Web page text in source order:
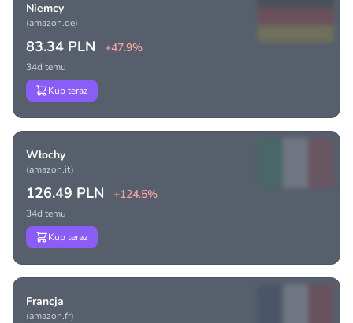
Niemcy
(amazon.de)
83.34 PLN +47.9%
34d temu
Kup teraz
Włochy
(amazon.it)
126.49 PLN +124.5%
34d temu
Kup teraz
Francja
(amazon.fr)